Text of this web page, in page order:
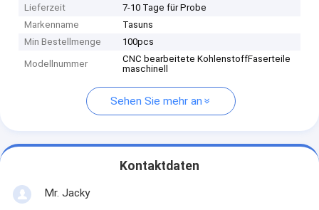
Lieferzeit
7-10 Tage für Probe
Markenname
Tasuns
Min Bestellmenge
100pcs
Modellnummer
CNC bearbeitete KohlenstoffFaserteile
maschinell
Sehen Sie mehr an
Kontaktdaten
Mr. Jacky